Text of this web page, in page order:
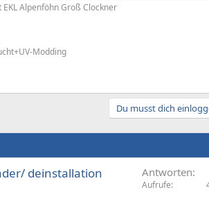
Alpenföhn Groß Clockner
Modding
Du musst dich
deinstallation
Antworten
Aufrufe